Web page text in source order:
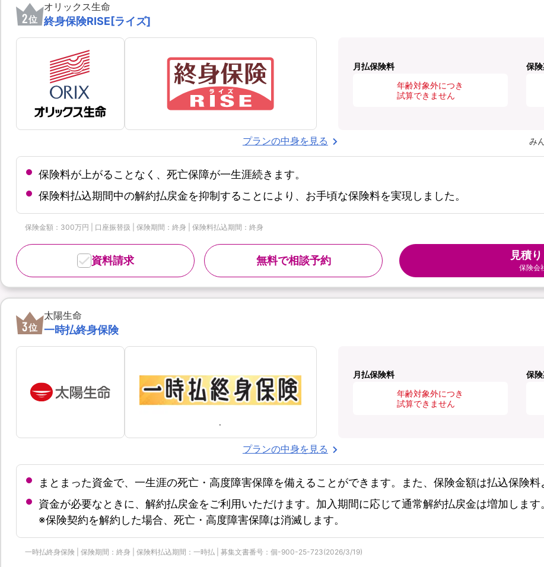
2位
オリックス生命
終身保険RISE[ライズ]
月払保険料
年齢対象外につき
試算できません
保
プランの中身を見る み
保険料が上がることなく、死亡保障が一生涯続きます。
保険料払込期間中の解約払戻金を抑制することにより、お手頃な保険料を実現しました。
保険金額：300万円 | 口座振替扱 | 保険期間：終身 | 保険料払込期間：終身
無料で相談予約
資料請求 見積
保険会
3位
太陽生命
一時払終身保険
月払保険料
年齢対象外につき
試算できません
保
プランの中身を見る
まとまった資金で、一生涯の死亡・高度障害保障を備えることができます。また、保険金額は払込保険料
資金が必要なときに、解約払戻金をご利用いただけます。加入期間に応じて通常解約払戻金は増加します。
※保険契約を解約した場合、死亡・高度障害保障は消滅します。
一時払終身保険 | 保険期間：終身 | 保険料払込期間：一時払 | 募集文書番号：個-900-25-723(2026/3/19)